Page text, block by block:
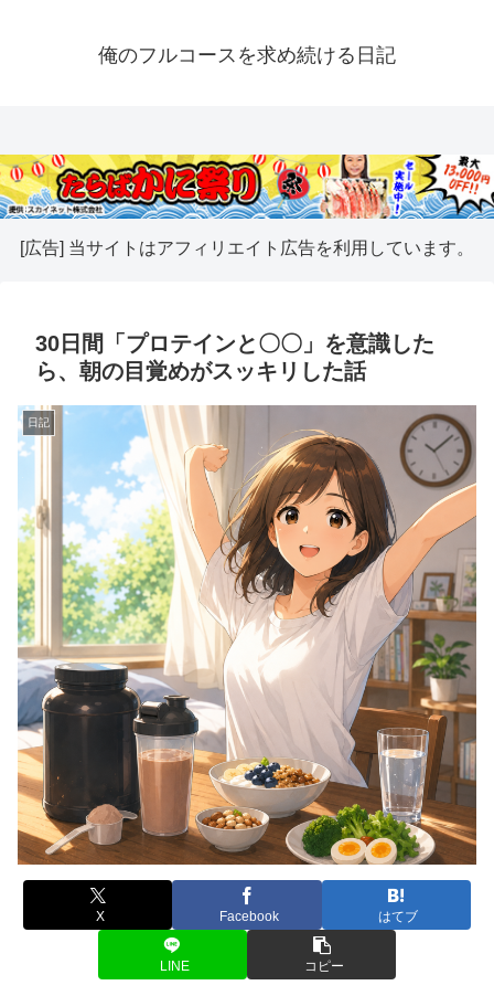
俺のフルコースを求め続ける日記
[広告] 当サイトはアフィリエイト広告を利用しています。
30日間「プロテインと〇〇」を意識した
ら、朝の目覚めがスッキリした話
日記
X Facebook はてブ
LINE コピー